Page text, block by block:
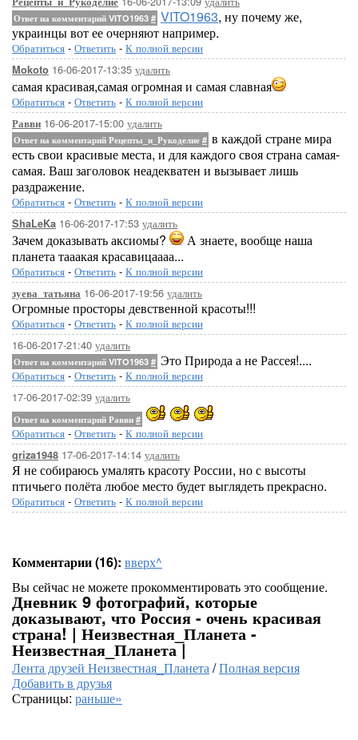
Ответ на комментарий VITO1963 # VITO1963, ну почему же,
украинцы вот ее очерняют например.
Обратиться - Ответить - К полной версии
Mokoto 16-06-2017-13:35 удалить
самая красивая,самая огромная и самая славная
Обратиться - Ответить - К полной версии
Равви 16-06-2017-15:00 удалить
Ответ на комментарий Рецепты_и_Рукоделие # в каждой стране мира
есть свои красивые места, и для каждого своя страна самая-
самая. Ваш заголовок неадекватен и вызывает лишь
раздражение.
Обратиться - Ответить - К полной версии
ShaLeKa 16-06-2017-17:53 удалить
Зачем доказывать аксиомы?
А знаете, вообще наша
планета тааакая красавицаааа...
Обратиться - Ответить - К полной версии
зуева_татьяна 16-06-2017-19:56 удалить
Огромные просторы девственной красоты!!!
Обратиться - Ответить - К полной версии
16-06-2017-21:40 удалить
Ответ на комментарий VITO1963 # Это Природа а не Рассея!....
Обратиться - Ответить - К полной версии
17-06-2017-02:39 удалить
Ответ на комментарий Равви #
Обратиться - Ответить - К полной версии
griza1948 17-06-2017-14:14 удалить
Я не собираюсь умалять красоту России, но с высоты
птичьего полёта любое место будет выглядеть прекрасно.
Обратиться - Ответить - К полной версии
Комментарии (16): вверх^
Вы сейчас не можете прокомментировать это сообщение.
Дневник 9 фотографий, которые
доказывают, что Россия - очень красивая
страна! | Неизвестная_Планета -
Неизвестная_Планета |
Лента друзей Неизвестная_Планета/Полная версия
Добавить в друзья
Страницы: раньше»